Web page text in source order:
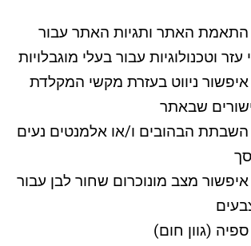
התאמת האתר ותגיות האתר עבור
עזר וטכנולוגיות עבור בעלי מוגבלויות
ניווט בעזרת מקשי המקלדת
שבאתר
הבהובים ו/או אלמנטים נעים
מצב מונוכרום שחור לבן עבור
(גוון חום)